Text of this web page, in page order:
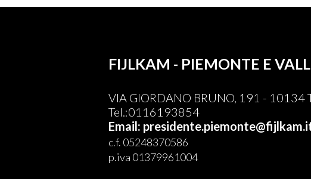
FIJLKAM - PIEMONTE E
VIA GIORDANO BRUNO, 191 - 10134
Tel.:0116193854
Email:
c.f. 05248370586
p.iva 01379961004